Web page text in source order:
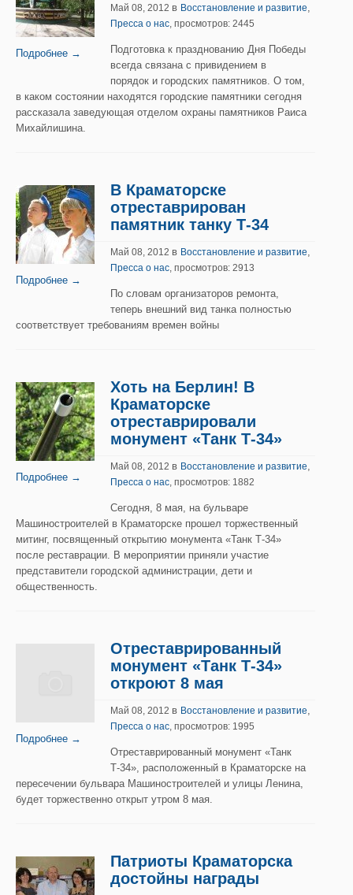
Подробнее →
Май 08, 2012 в Восстановление и развитие
Пресса о нас , просмотров: 2445
Подготовка к празднованию Дня Победы
всегда связана с привидением в
порядок и городских памятников. О том,
в каком состоянии находятся городские памятники сегодня
рассказала заведующая отделом охраны памятников Раиса
Михайлишина.
Подробнее →
В Краматорске
отреставрирован
памятник танку Т-34
Май 08, 2012 в Восстановление и развитие
Пресса о нас , просмотров: 2913
По словам организаторов ремонта,
теперь внешний вид танка полностью
соответствует требованиям времен войны
Подробнее →
Хоть на Берлин! В
Краматорске
отреставрировали
монумент «Танк Т-34»
Май 08, 2012 в Восстановление и развитие
Пресса о нас , просмотров: 1882
Сегодня, 8 мая, на бульваре
Машиностроителей в Краматорске прошел торжественный
митинг, посвященный открытию монумента «Танк Т-34»
после реставрации. В мероприятии приняли участие
представители городской администрации, дети и
общественность.
Подробнее →
Отреставрированный
монумент «Танк Т-34»
откроют 8 мая
Май 08, 2012 в Восстановление и развитие
Пресса о нас , просмотров: 1995
Отреставрированный монумент «Танк
Т-34», расположенный в Краматорске на
пересечении бульвара Машиностроителей и улицы Ленина,
будет торжественно открыт утром 8 мая.
Патриоты Краматорска
достойны награды